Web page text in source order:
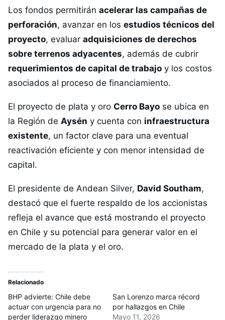
Los fondos permitirán acelerar las campañas de
perforación, avanzar en los estudios técnicos del
proyecto, evaluar adquisiciones de derechos
sobre terrenos adyacentes, además de cubrir
requerimientos de capital de trabajo y los costos
asociados al proceso de financiamiento.
El proyecto de plata y oro Cerro Bayo se ubica en
la Región de Aysén y cuenta con infraestructura
existente, un factor clave para una eventual
reactivación eficiente y con menor intensidad de
capital.
El presidente de Andean Silver, David Southam,
destacó que el fuerte respaldo de los accionistas
refleja el avance que está mostrando el proyecto
en Chile y su potencial para generar valor en el
mercado de la plata y el oro.
Relacionado
BHP advierte: Chile debe
actuar con urgencia para no
perder liderazgo minero
San Lorenzo marca récord
por hallazgos en Chile
Mayo 11, 2026